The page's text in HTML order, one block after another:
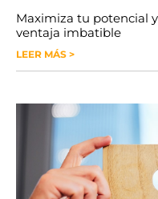
Maximiza tu potencial
ventaja imbatible
LEER MÁS >